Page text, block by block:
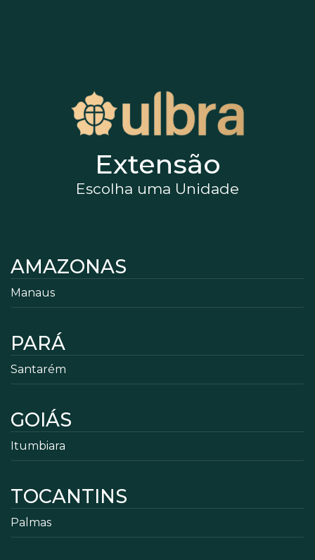
Extensão
Escolha uma Unidade
AMAZONAS
Manaus
PARÁ
Santarém
GOIÁS
Itumbiara
TOCANTINS
Palmas